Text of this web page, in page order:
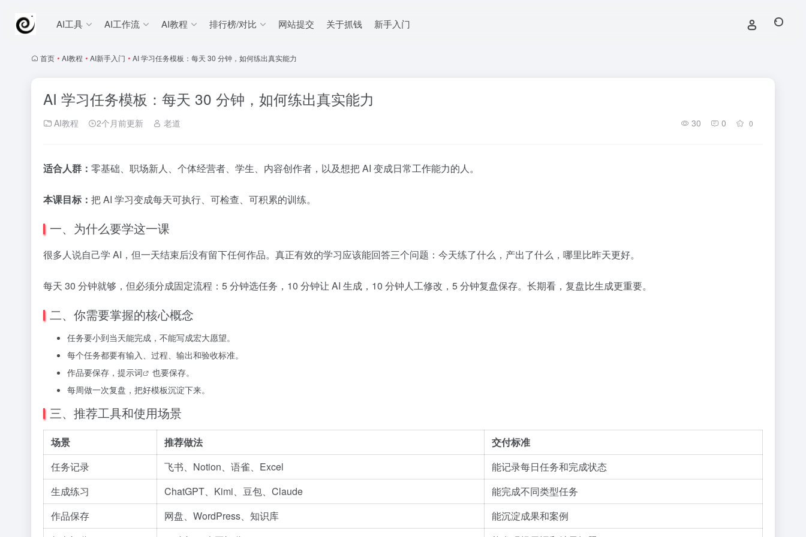
AI工具 AI工作流 AI教程 排行榜/对比 网站提交 关于抓钱 新手入门
首页 • AI教程 • AI新手入门 • AI 学习任务模板：每天 30 分钟，如何练出真实能力
AI 学习任务模板：每天 30 分钟，如何练出真实能力
AI教程 2个月前更新 老道 30 0 0
适合人群： 零基础、职场新人、个体经营者、学生、内容创作者，以及想把 AI 变成日常工作能力的人。
本课目标： 把 AI 学习变成每天可执行、可检查、可积累的训练。
一、为什么要学这一课
很多人说自己学 AI，但一天结束后没有留下任何作品。真正有效的学习应该能回答三个问题：今天练了什么，产出了什么，哪里比昨天更好。
每天 30 分钟就够，但必须分成固定流程：5 分钟选任务，10 分钟让 AI 生成，10 分钟人工修改，5 分钟复盘保存。长期看，复盘比生成更重要。
二、你需要掌握的核心概念
任务要小到当天能完成，不能写成宏大愿望。
每个任务都要有输入、过程、输出和验收标准。
作品要保存， 提示词
也要保存。
每周做一次复盘，把好模板沉淀下来。
三、推荐工具和使用场景
场景 推荐做法
交付标准
任务记录
飞书、Notion、语雀、Excel
能记录每日任务和完成状态
生成练习
ChatGPT、Kimi、豆包、Claude
能完成不同类型任务
作品保存
网盘、WordPress、知识库
能沉淀成果和案例